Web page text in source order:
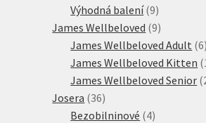
produktů
Výhodná balení 99
produktů
James Wellbeloved 99
produktů
James Wellbeloved Adult 66
James Wellbeloved Kitten
James Wellbeloved Senior
Josera 3636
produktů
Bezobilninové 44